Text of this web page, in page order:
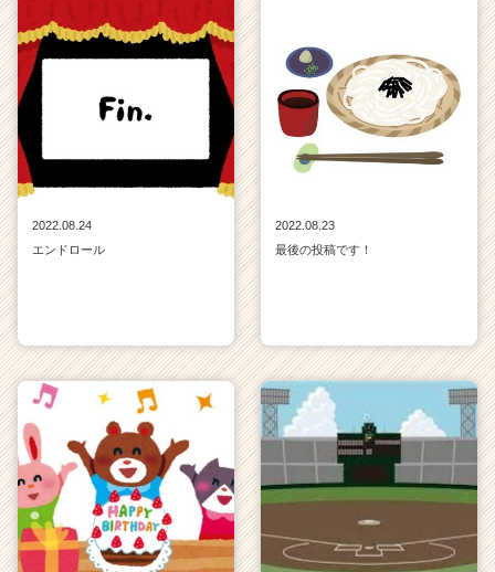
2022.08.24
エンドロール
2022.08.23
最後の投稿です！